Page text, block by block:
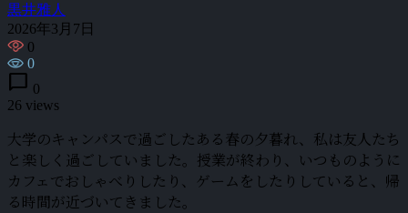
黒井雅人
2026年3月7日
0
0
chat_bubble 0
26 views
大学のキャンパスで過ごしたある春の夕暮れ、私は友人たち
と楽しく過ごしていました。授業が終わり、いつものように
カフェでおしゃべりしたり、ゲームをしたりしていると、帰
る時間が近づいてきました。